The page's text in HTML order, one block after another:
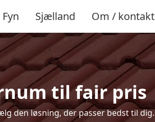
Fyn Sjælland Om / kontakt
til fair pris
den løsning, der passer bedst til dig.